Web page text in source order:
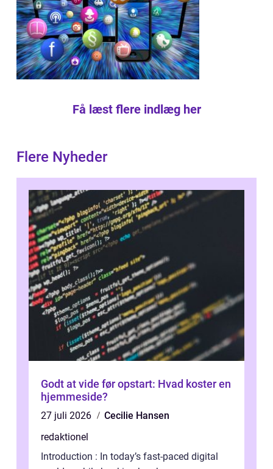
Få læst flere indlæg her
Flere Nyheder
Godt at vide før opstart: Hvad koster en
hjemmeside?
27 juli 2026
Cecilie Hansen
redaktionel
Introduction : In today’s fast-paced digital